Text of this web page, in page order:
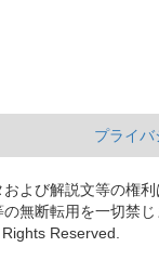
プライバ
よび解説文等の権
無断転用を一切禁じ
Reserved.